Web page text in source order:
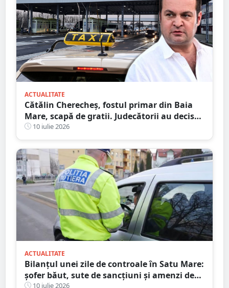
ACTUALITATE
Cătălin Cherecheș, fostul primar din Baia
Mare, scapă de gratii. Judecătorii au decis
eliberarea condiționată
10 iulie 2026
ACTUALITATE
Bilanțul unei zile de controale în Satu Mare:
șofer băut, sute de sancțiuni și amenzi de
10 iulie 2026